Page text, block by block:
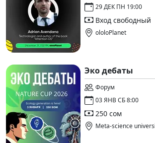
29 ДЕК ПН 19:00
Вход свободный
ololoPlanet
Эко дебаты
Форум
03 ЯНВ СБ 8:00
250 сом
Meta-science